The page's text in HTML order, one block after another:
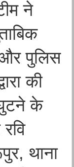
ने
और पुलिस
की
घुटने के
थाना